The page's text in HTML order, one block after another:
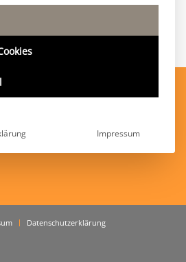
4
Datenschutzerklärung
Impressum